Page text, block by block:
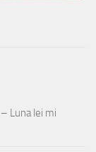
– Luna lei mi